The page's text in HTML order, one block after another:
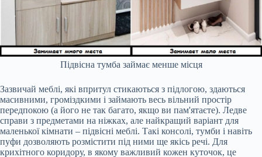
Підвісна тумба займає менше місця
Зазвичай меблі, які впритул стикаються з підлогою, здаються
масивними, громіздкими і займають весь вільний простір
передпокою (а його не так багато, якщо ви пам'ятаєте). Ледве
справи з предметами на ніжках, але найкращий варіант для
маленької кімнати – підвісні меблі. Такі консолі, тумби і навіть
пуфи дозволяють розмістити під ними ще якісь речі. Для
крихітного коридору, в якому важливий кожен куточок, це